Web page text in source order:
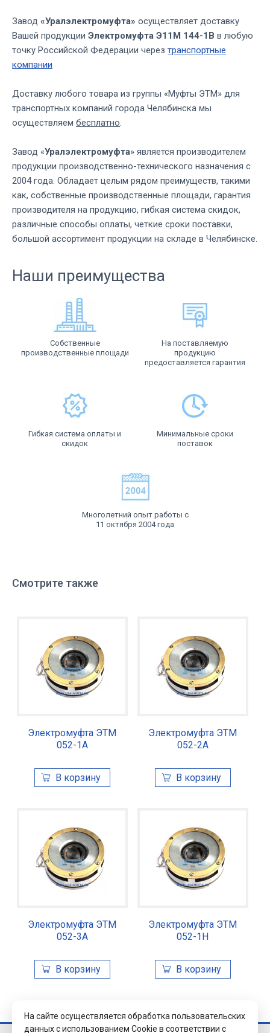
Завод «Уралэлектромуфта» осуществляет доставку
Вашей продукции Электромуфта Э11М 144-1В в любую
точку Российской Федерации через транспортные
компании
Доставку любого товара из группы «Муфты ЭТМ» для
транспортных компаний города Челябинска мы
осуществляем бесплатно.
Завод «Уралэлектромуфта» является производителем
продукции производственно-технического назначения с
2004 года. Обладает целым рядом преимуществ, такими
как, собственные производственные площади, гарантия
производителя на продукцию, гибкая система скидок,
различные способы оплаты, четкие сроки поставки,
большой ассортимент продукции на складе в Челябинске.
Наши преимущества
Собственные
производственные площади
На поставляемую
продукцию
предоставляется гарантия
Гибкая система оплаты и
скидок
Минимальные сроки
поставок
Многолетний опыт работы с
11 октября 2004 года
Смотрите также
Электромуфта ЭТМ
052-1А
Электромуфта ЭТМ
052-2А
Электромуфта ЭТМ
052-3А
Электромуфта ЭТМ
052-1Н
На сайте осуществляется обработка пользовательских
данных с использованием Cookie в соответствии с